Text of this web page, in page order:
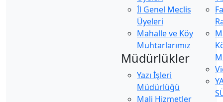
İl Genel Meclis
Üyeleri
Mahalle ve Köy
Muhtarlarımız
Müdürlükler
Yazı İşleri
Müdürlüğü
Mali Hizmetler